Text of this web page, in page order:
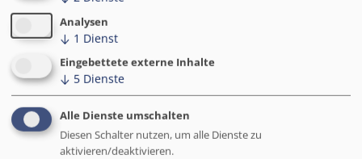
Analysen
↓ 1 Dienst
Eingebettete externe Inhalte
↓ 5 Dienste
Alle Dienste umschalten
Diesen Schalter nutzen, um alle Dienste zu
aktivieren/deaktivieren.